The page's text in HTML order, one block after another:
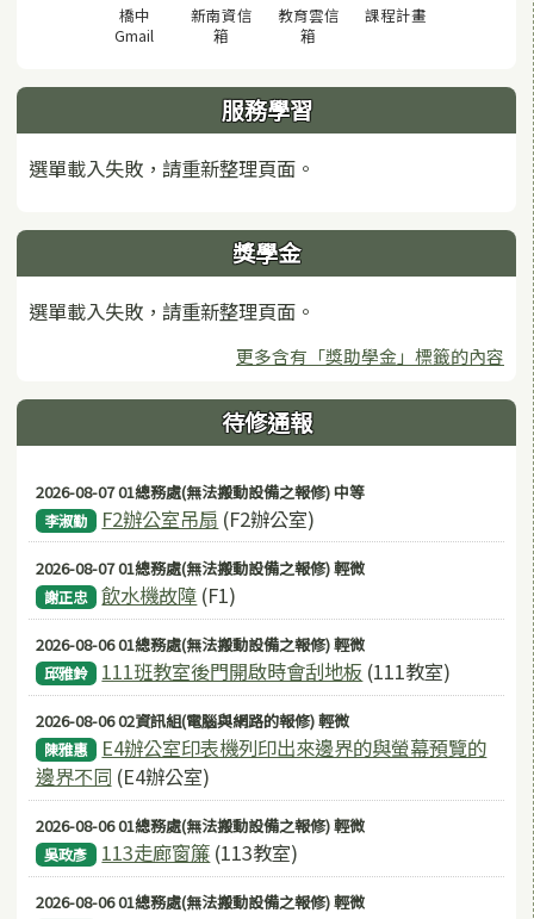
橋中
Gmail (另開視窗)
新南資信
箱
教育雲信
箱
課程計畫(另開視窗)
服務學習
選單載入失敗，請重新整理頁面。
獎學金
選單載入失敗，請重新整理頁面。
更多含有「獎助學金」標籤的內容
待修通報
2026-08-07 01總務處(無法搬動設備之報修) 中等
李淑勤 F2辦公室吊扇 (F2辦公室)
2026-08-07 01總務處(無法搬動設備之報修) 輕微
謝正忠 飲水機故障 (F1)
2026-08-06 01總務處(無法搬動設備之報修) 輕微
邱雅鈴 111班教室後門開啟時會刮地板 (111教室)
2026-08-06 02資訊組(電腦與網路的報修) 輕微
陳雅惠
E4辦公室印表機列印出來邊界的與螢幕預覽的
邊界不同 (E4辦公室)
2026-08-06 01總務處(無法搬動設備之報修) 輕微
吳政彥 113走廊窗簾 (113教室)
2026-08-06 01總務處(無法搬動設備之報修) 輕微